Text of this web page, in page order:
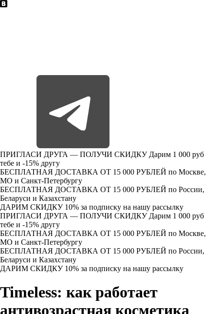
ПРИГЛАСИ ДРУГА — ПОЛУЧИ СКИДКУ Дарим 1 000 руб
тебе и -15% другу
БЕСПЛАТНАЯ ДОСТАВКА ОТ 15 000 РУБЛЕЙ по Москве,
МО и Санкт-Петербургу
БЕСПЛАТНАЯ ДОСТАВКА ОТ 15 000 РУБЛЕЙ по России,
Беларуси и Казахстану
ДАРИМ СКИДКУ 10% за подписку на нашу рассылку
ПРИГЛАСИ ДРУГА — ПОЛУЧИ СКИДКУ Дарим 1 000 руб
тебе и -15% другу
БЕСПЛАТНАЯ ДОСТАВКА ОТ 15 000 РУБЛЕЙ по Москве,
МО и Санкт-Петербургу
БЕСПЛАТНАЯ ДОСТАВКА ОТ 15 000 РУБЛЕЙ по России,
Беларуси и Казахстану
ДАРИМ СКИДКУ 10% за подписку на нашу рассылку
Timeless: как работает
антивозрастная косметика